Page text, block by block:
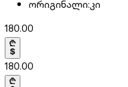
ორიგინალი:კი
180.00
180.00